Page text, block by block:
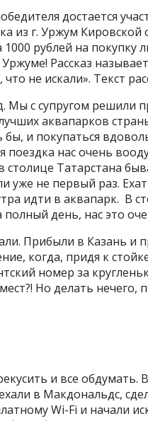
достается
из г. Уржум Кировской
1000 рублей на
Рассказ
не искали». Текст
Мы с супругом решили
аквапарков
бы, и покупаться
поездка нас очень
столице Татарстана
уже не первый раз.
идти в аквапарк. В
день, нас это
Прибыли в Казань и
когда, придя к
номер за
Но делать нечего,
и все
в Макдональдс,
Wi-Fi и начали